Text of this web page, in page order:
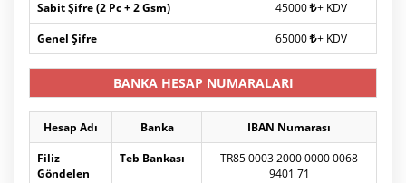
Sabit Şifre (2 Pc + 2 Gsm)
45000 + KDV
Genel Şifre
65000 + KDV
BANKA HESAP NUMARALARI
Hesap Adı Banka
IBAN Numarası
Filiz
Göndelen
Teb Bankası
TR85 0003 2000 0000 0068
9401 71